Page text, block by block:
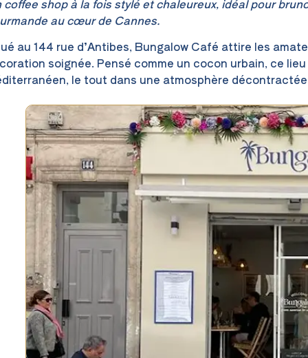
coffee shop à la fois stylé et chaleureux, idéal pour
au cœur de Cannes.
au 144 rue d’Antibes, Bungalow Café attire les
soignée. Pensé comme un cocon urbain, ce
le tout dans une atmosphère